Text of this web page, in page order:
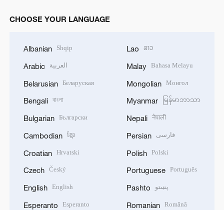
CHOOSE YOUR LANGUAGE
Albanian Shqip
Arabic العربية
Belarusian Беларуская
Bengali বাংলা
Bulgarian Български
Cambodian ខ្មែរ
Croatian Hrvatski
Czech Český
English English
Esperanto Esperanto
Lao ລາວ
Malay Bahasa Melayu
Mongolian Монгол
Myanmar မြန်မာဘာသာ
Nepali नेपाली
Persian فارسی
Polish Polski
Portuguese Português
Pashto پښتو
Romanian Română